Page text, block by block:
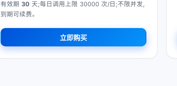
有效期30 天;每日调用上限 30000 次/日;不限并发,
到期可续费。
立即购买